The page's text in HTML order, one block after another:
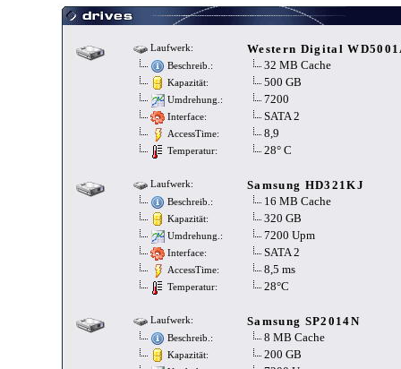
Laufwerk: Western Digital
Beschreib.: 32 MB Cache
Kapazität: 500 GB
Umdrehung.: 7200
Interface: SATA 2
AccessTime: 8,9
Temperatur: 28° C
Laufwerk: Samsung HD321KJ
Beschreib.: 16 MB Cache
Kapazität: 320 GB
Umdrehung.: 7200 Upm
Interface: SATA 2
AccessTime: 8,5 ms
Temperatur: 28°C
Laufwerk: Samsung SP2014N
Beschreib.: 8 MB Cache
Kapazität: 200 GB